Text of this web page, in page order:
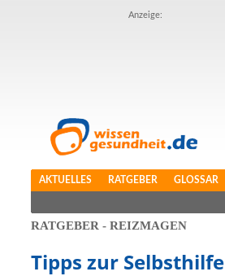
Anzeige:
AKTUELLES RATGEBER GLOSSAR
RATGEBER - REIZMAGEN
Tipps zur Selbsthilfe